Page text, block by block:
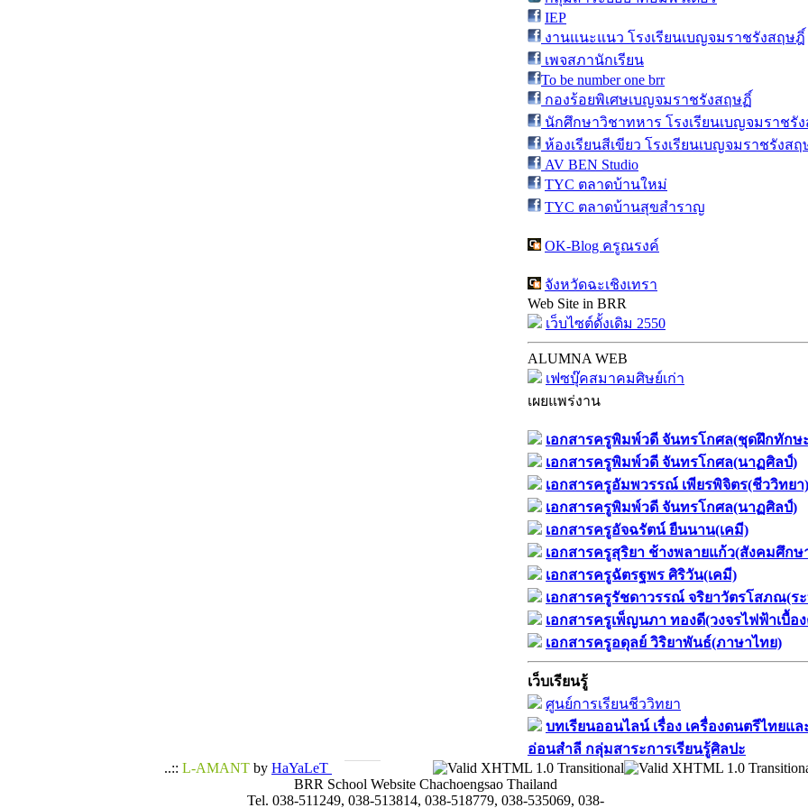
IEP
งานแนะแนว โรงเรียนเบญจมราชรังสฤษฎิ์
เพจสภานักเรียน
To be number one brr
กองร้อยพิเศษเบญจมราชรังสฤษฏิ์
นักศึกษาวิชาทหาร โรงเรียนเบญจมราชรั
ห้องเรียนสีเขียว โรงเรียนเบญจมราชรังสฤ
AV BEN Studio
TYC ตลาดบ้านใหม่
TYC ตลาดบ้านสุขสำราญ
OK-Blog ครูณรงค์
จังหวัดฉะเชิงเทรา
Web Site in BRR
เว็บไซต์ดั้งเดิม 2550
ALUMNA WEB
เฟซบุ๊คสมาคมศิษย์เก่า
เผยแพร่งาน
เอกสารครูพิมพ์วดี จันทรโกศล(ชุดฝึกทักษ
เอกสารครูพิมพ์วดี จันทรโกศล(นาฏศิลป์)
เอกสารครูอัมพวรรณ์ เพียรพิจิตร(ชีววิทยา)
เอกสารครูพิมพ์วดี จันทรโกศล(นาฏศิลป์)
เอกสารครูอัจฉรัตน์ ยืนนาน(เคมี)
เอกสารครูสุริยา ช้างพลายแก้ว(สังคมศึกษ
เอกสารครูฉัตรฐพร ศิริวัน(เคมี)
เอกสารครูรัชดาวรรณ์ จริยาวัตรโสภณ(ร
เอกสารครูเพ็ญนภา ทองดี(วงจรไฟฟ้าเบื้อ
เอกสารครูอดุลย์ วิริยาพันธ์(ภาษาไทย)
เว็บเรียนรู้
ศูนย์การเรียนชีววิทยา
บทเรียนออนไลน์​ เรื่อง​ เครื่องดนตรีไทย
อ่อนสำลี​ กลุ่มสาระการเรียนรู้ศิลปะ
..:: L-AMANT by HaYaLeT
BRR School Website Chachoengsao Thailand
Tel. 038-511249, 038-513814, 038-518779, 038-535069, 038-